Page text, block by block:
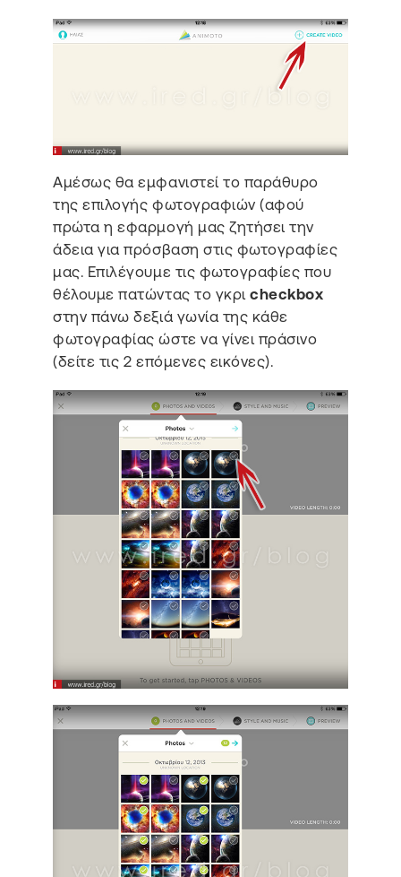
Αμέσως θα εμφανιστεί το παράθυρο
της επιλογής φωτογραφιών (αφού
πρώτα η εφαρμογή μας ζητήσει την
άδεια για πρόσβαση στις φωτογραφίες
μας. Επιλέγουμε τις φωτογραφίες που
θέλουμε πατώντας το γκριcheckbox
στην πάνω δεξιά γωνία της κάθε
φωτογραφίας ώστε να γίνει πράσινο
(δείτε τις 2 επόμενες εικόνες).